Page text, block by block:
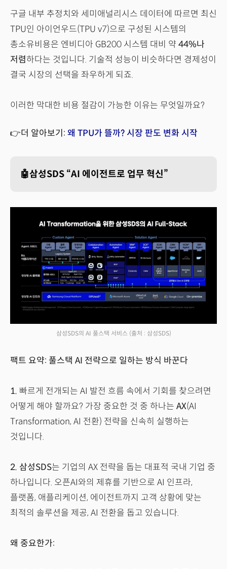
구글 내부 추정치와 세미애널리시스 데이터에 따르면 최신
TPU인 아이언우드(TPU v7)으로 구성된 시스템의
총소유비용은 엔비디아 GB200 시스템 대비 약 44%나
저렴하다는 것입니다. 기술적 성능이 비슷하다면 경제성이
결국 시장의 선택을 좌우하게 되죠.
이러한 막대한 비용 절감이 가능한 이유는 무엇일까요?
👉더 알아보기: 왜 TPU가 뜰까? 시장 판도 변화 시작
🤖삼성SDS “AI 에이전트로 업무 혁신”
삼성SDS의 AI 풀스택 서비스 (출처 : 삼성SDS)
팩트 요약: 풀스택 AI 전략으로 일하는 방식 바꾼다
1. 빠르게 전개되는 AI 발전 흐름 속에서 기회를 찾으려면
어떻게 해야 할까요? 가장 중요한 것 중 하나는 AX(AI
Transformation, AI 전환) 전략을 신속히 실행하는
것입니다.
2. 삼성SDS는 기업의 AX 전략을 돕는 대표적 국내 기업 중
하나입니다. 오픈AI와의 제휴를 기반으로 AI 인프라,
플랫폼, 애플리케이션, 에이전트까지 고객 상황에 맞는
최적의 솔루션을 제공, AI 전환을 돕고 있습니다.
왜 중요한가: